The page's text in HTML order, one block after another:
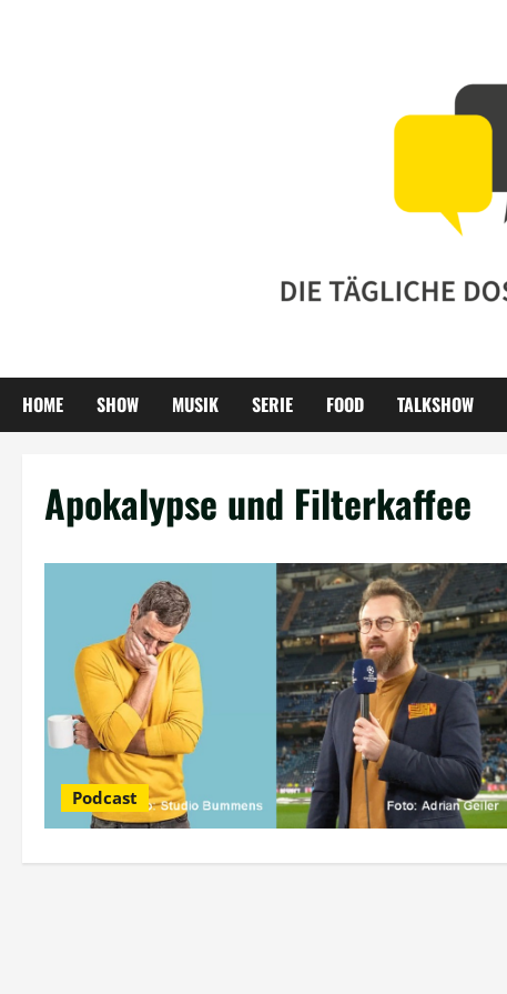
HOME SHOW MUSIK SERIE FOOD TALKSHOW
Apokalypse und Filterkaffee
Podcast